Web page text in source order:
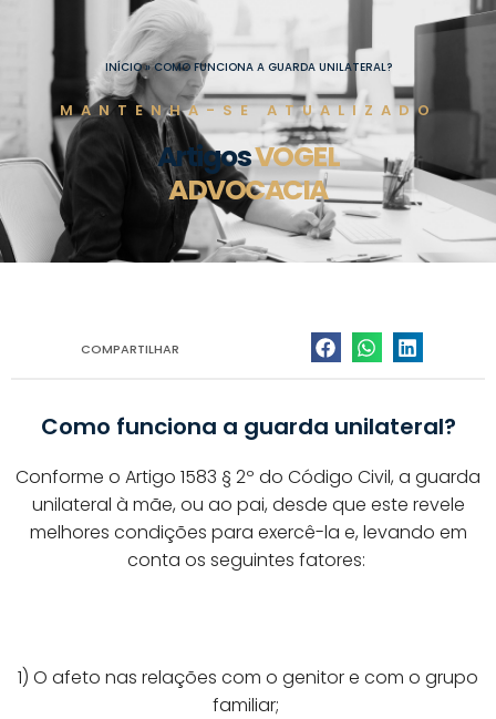
conteúdo
INÍCIO»COMO FUNCIONA A GUARDA UNILATERAL?
MANTENHA-SE ATUALIZADO
ArtigosVOGEL
ADVOCACIA
COMPARTILHAR
Como funciona a guarda unilateral?
Conforme o Artigo 1583 § 2º do Código Civil, a guarda
unilateral à mãe, ou ao pai, desde que este revele
melhores condições para exercê-la e, levando em
conta os seguintes fatores:
1) O afeto nas relações com o genitor e com o grupo
familiar;